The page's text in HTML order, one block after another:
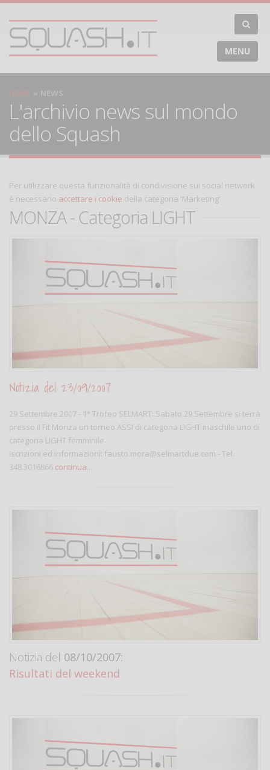
MENU
HOME NEWS
L'archivio news sul mondo
dello Squash
Per utilizzare questa funzionalità di condivisione sui social network
è necessario accettare i cookie della categoria 'Marketing'
MONZA - Categoria LIGHT
Notizia del 23/09/2007
29 Settembre 2007 - 1° Trofeo SELMART: Sabato 29 Settembre si terrà
presso il Fit Monza un torneo ASSI di categoria LIGHT maschile uno di
categoria LIGHT femminile.
Iscrizioni ed informazioni: fausto.mora@selmartdue.com - Tel.
348.3016866 continua...
Notizia del 08/10/2007:
Risultati del weekend